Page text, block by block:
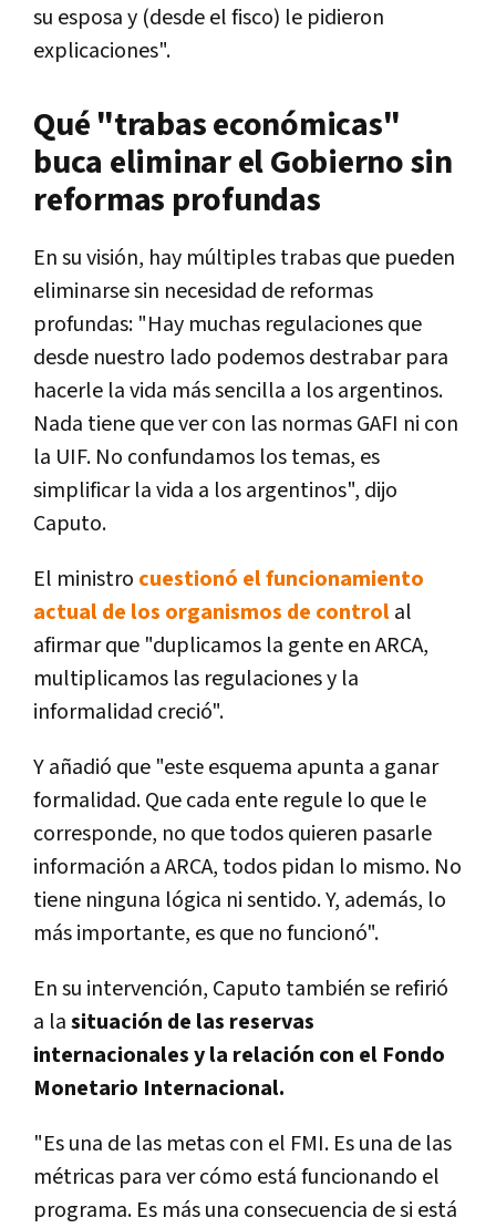
su esposa y (desde el fisco) le pidieron
explicaciones".
Qué "trabas económicas"
buca eliminar el Gobierno sin
reformas profundas
En su visión, hay múltiples trabas que pueden
eliminarse sin necesidad de reformas
profundas: "Hay muchas regulaciones que
desde nuestro lado podemos destrabar para
hacerle la vida más sencilla a los argentinos.
Nada tiene que ver con las normas GAFI ni con
la UIF. No confundamos los temas, es
simplificar la vida a los argentinos", dijo
Caputo.
El ministro cuestionó el funcionamiento
actual de los organismos de controlal
afirmar que "duplicamos la gente en ARCA,
multiplicamos las regulaciones y la
informalidad creció".
Y añadió que "este esquema apunta a ganar
formalidad. Que cada ente regule lo que le
corresponde, no que todos quieren pasarle
información a ARCA, todos pidan lo mismo. No
tiene ninguna lógica ni sentido. Y, además, lo
más importante, es que no funcionó".
En su intervención, Caputo también se refirió
a lasituación de las reservas
internacionales y la relación con el Fondo
Monetario Internacional.
"Es una de las metas con el FMI. Es una de las
métricas para ver cómo está funcionando el
programa. Es más una consecuencia de si está